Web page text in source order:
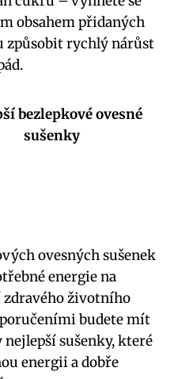
obsahem přidaných
způsobit rychlý nárůst
bezlepkové ovesné
sušenky
ovesných sušenek
energie na
zdravého životního
budete mít
sušenky, které
energii a dobře